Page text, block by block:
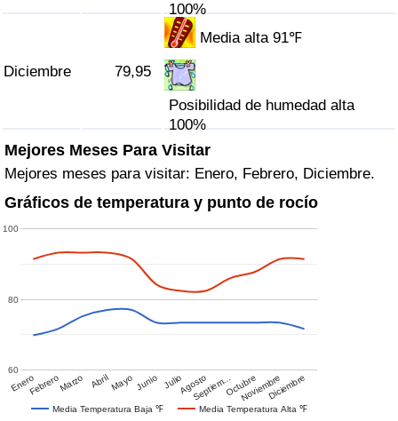
100%
Diciembre 79,95
Media alta 91℉
Posibilidad de humedad alta
100%
Mejores Meses Para Visitar
Mejores meses para visitar: Enero, Febrero, Diciembre.
Gráficos de temperatura y punto de rocío
Media Temperatura Baja ℉ Media Temperatura Alta ℉
EneroFebreroMarzo AbrilMayo Junio JulioAgosto
Septiem…OctubreNoviembreDiciembre
60
80
100